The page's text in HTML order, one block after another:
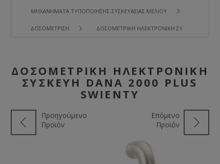
ΜΗΧΑΝΉΜΑΤΑ ΤΥΠΟΠΟΊΗΣΗΣ-ΣΥΣΚΕΥΑΣΊΑΣ ΜΕΛΙΟΎ
ΔΟΣΟΜΈΤΡΙΣΗ ΔΟΣΟΜΕΤΡΙΚΉ ΗΛΕΚΤΡΟΝΙΚΉ ΣΥΣΚΕΥΉ DANA
ΔΟΣΟΜΕΤΡΙΚΉ ΗΛΕΚΤΡΟΝΙΚΉ
ΣΥΣΚΕΥΉ DANA 2000 PLUS
SWIENTY
Προηγούμενο
Προϊόν
Επόμενο
Προϊόν